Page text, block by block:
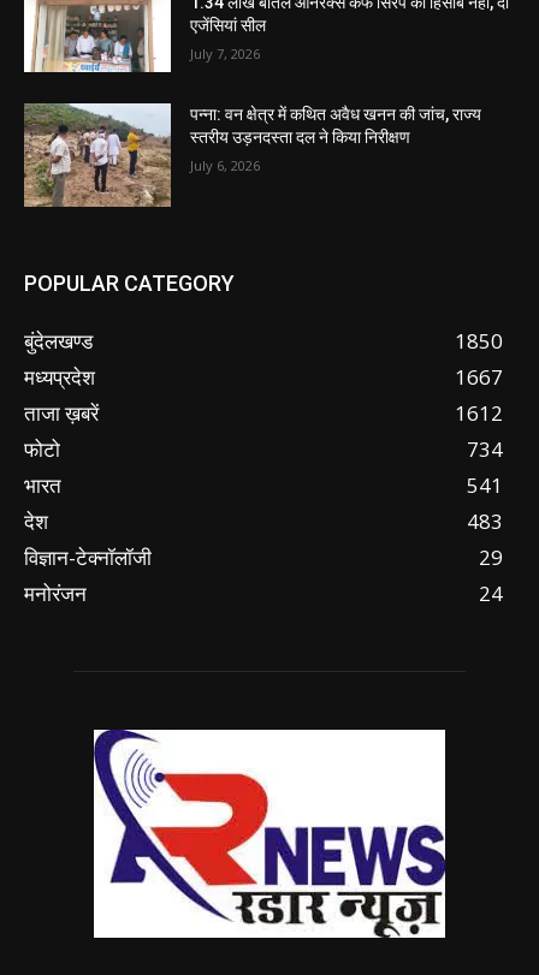
एजेंसियां सील
July 7, 2026
पन्ना: वन क्षेत्र में कथित अवैध खनन की जांच, राज्य
स्तरीय उड़नदस्ता दल ने किया निरीक्षण
July 6, 2026
POPULAR CATEGORY
बुंदेलखण्ड
1850
मध्यप्रदेश
1667
ताजा ख़बरें
1612
फोटो
734
भारत
541
देश
483
विज्ञान-टेक्नॉलॉजी
29
मनोरंजन
24